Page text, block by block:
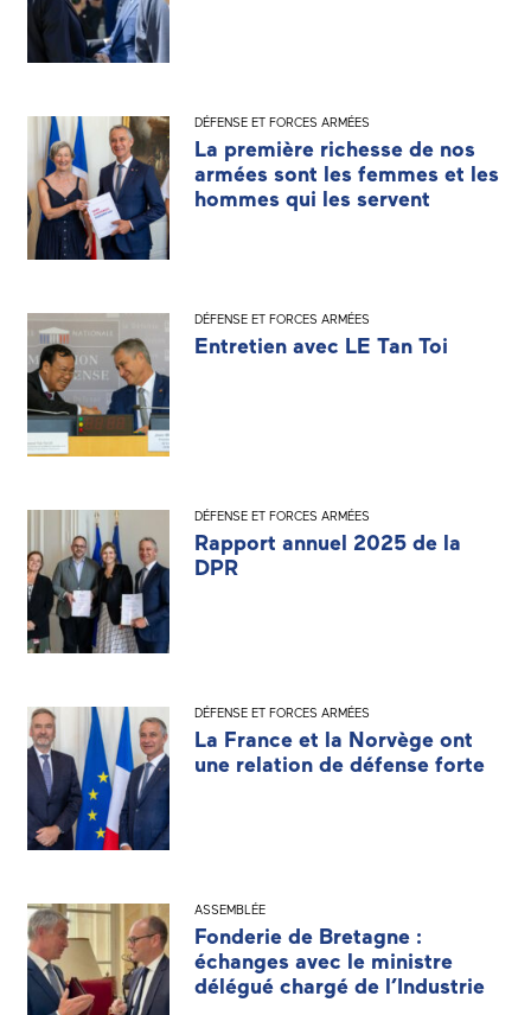
DÉFENSE ET FORCES ARMÉES
La première richesse de nos
armées sont les femmes et les
hommes qui les servent
DÉFENSE ET FORCES ARMÉES
Entretien avec LE Tan Toi
DÉFENSE ET FORCES ARMÉES
Rapport annuel 2025 de la
DPR
DÉFENSE ET FORCES ARMÉES
La France et la Norvège ont
une relation de défense forte
ASSEMBLÉE
Fonderie de Bretagne :
échanges avec le ministre
délégué chargé de l’Industrie